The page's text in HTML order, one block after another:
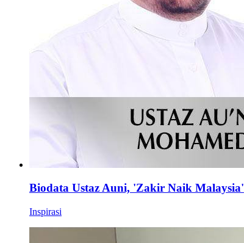
Biodata Ustaz Auni, 'Zakir Naik Malaysia'
Inspirasi